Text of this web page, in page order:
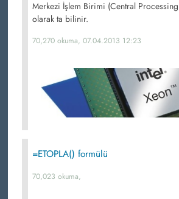
Merkezi İşlem Birimi (Central
olarak ta bilinir.
70,270 okuma, 07.04.2013 12:23
=ETOPLA() formülü
70,023 okuma,